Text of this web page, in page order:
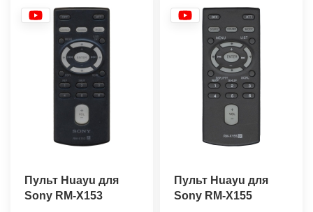
Пульт Huayu для
Sony RM-X153
Пульт Huayu для
Sony RM-X155